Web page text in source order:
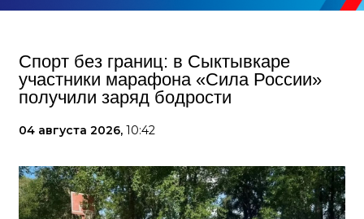
Спорт без границ: в Сыктывкаре
участники марафона «Сила России»
получили заряд бодрости
04 августа 2026, 10:42